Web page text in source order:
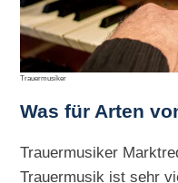
Trauermusiker
Was für Arten
Trauermusiker
Trauermusik ist sehr